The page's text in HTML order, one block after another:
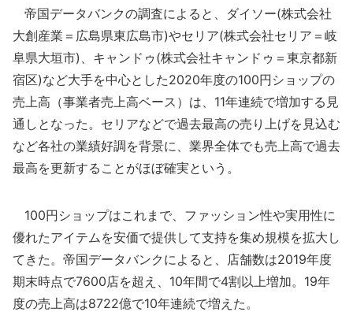
帝国データバンクの調査によると、ダイソー(株式会社
大創産業＝広島県東広島市)やセリア(株式会社セリア＝岐
阜県大垣市)、キャンドゥ(株式会社キャンドゥ＝東京都新
宿区)など大手を中心とした2020年度の100円ショップの
売上高（事業者売上高ベース）は、11年連続で増加する見
通しとなった。セリアなどで過去最高の売り上げを見込む
など各社の業績好調を背景に、業界全体でも売上高で過去
最高を更新することがほぼ確実という。
100円ショップはこれまで、ファッション性や実用性に
優れたアイテムを安価で提供して支持を集め規模を拡大し
てきた。帝国データバンクによると、店舗数は2019年度
期末時点で7600店を超え、10年間で4割以上増加。19年
度の売上高は8722億で10年連続で増えた。